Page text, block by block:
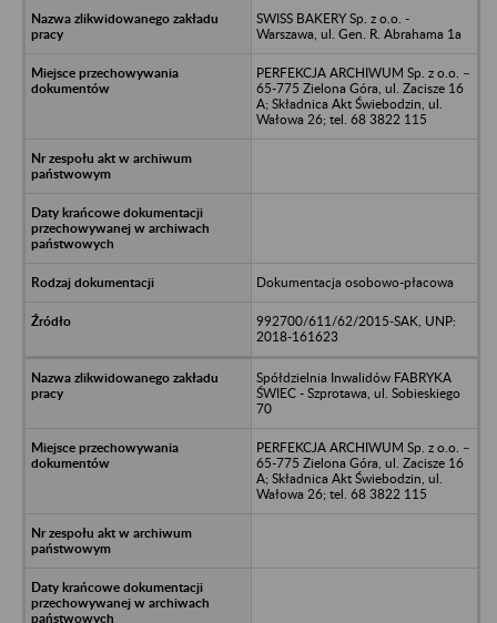
SWISS BAKERY Sp. z o.o. -
Warszawa, ul. Gen. R. Abrahama 1a
PERFEKCJA ARCHIWUM Sp. z o.o. –
65-775 Zielona Góra, ul. Zacisze 16
A; Składnica Akt Świebodzin, ul.
Wałowa 26; tel. 68 3822 115
Dokumentacja osobowo-płacowa
992700/611/62/2015-SAK, UNP:
2018-161623
Spółdzielnia Inwalidów FABRYKA
ŚWIEC - Szprotawa, ul. Sobieskiego
70
PERFEKCJA ARCHIWUM Sp. z o.o. –
65-775 Zielona Góra, ul. Zacisze 16
A; Składnica Akt Świebodzin, ul.
Wałowa 26; tel. 68 3822 115